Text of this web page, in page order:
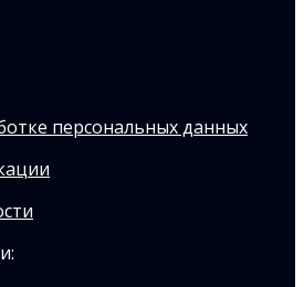
персональных данных